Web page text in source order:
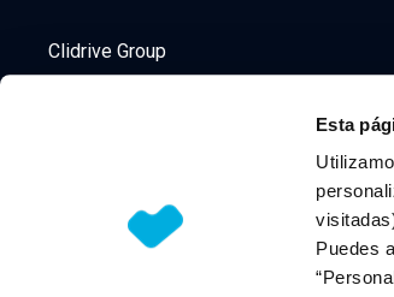
Esta
Puedes
Clidrive Group
© 2026 CLIDRIVE CAPITAL,